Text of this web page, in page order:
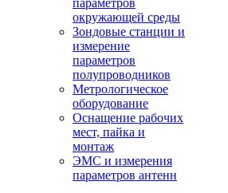
параметров
окружающей среды
Зондовые станции и
измерение
параметров
полупроводников
Метрологическое
оборудование
Оснащение рабочих
мест, пайка и
монтаж
ЭМС и измерения
параметров антенн